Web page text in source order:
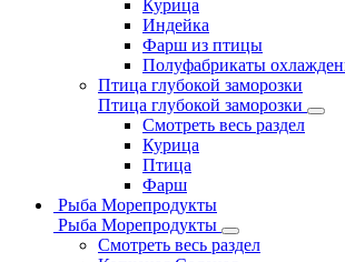
Курица
Индейка
Фарш из птицы
Полуфабрикаты
Птица глубокой заморозки
Птица глубокой заморозки
Смотреть весь раздел
Курица
Птица
Фарш
Рыба Морепродукты
Рыба Морепродукты
Смотреть весь раздел